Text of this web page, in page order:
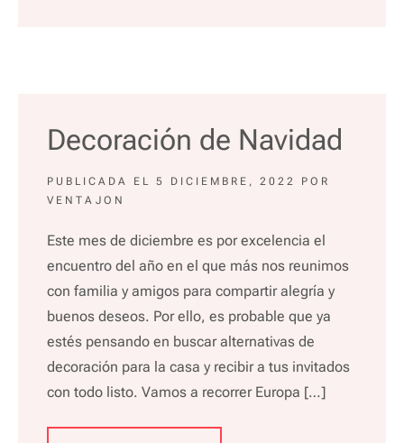
Decoración de Navidad
PUBLICADA EL 5 DICIEMBRE, 2022
POR
VENTAJON
Este mes de diciembre es por excelencia el
encuentro del año en el que más nos reunimos
con familia y amigos para compartir alegría y
buenos deseos. Por ello, es probable que ya
estés pensando en buscar alternativas de
decoración para la casa y recibir a tus invitados
con todo listo. Vamos a recorrer Europa […]